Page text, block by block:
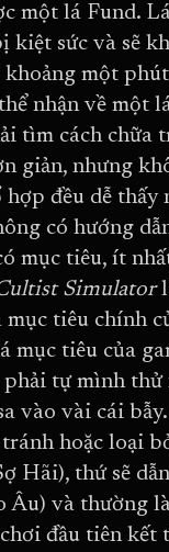
một lá Fund.
kiệt sức và sẽ
khoảng một
nhận về một
tìm cách chữa
giản, nhưng
đều dễ thấy
có hướng
mục tiêu, ít
Simulator
mục tiêu chính
mục tiêu của
tự mình thử
vào vài cái
hoặc loại
Hãi), thứ sẽ
Âu) và thường
đầu tiên kết